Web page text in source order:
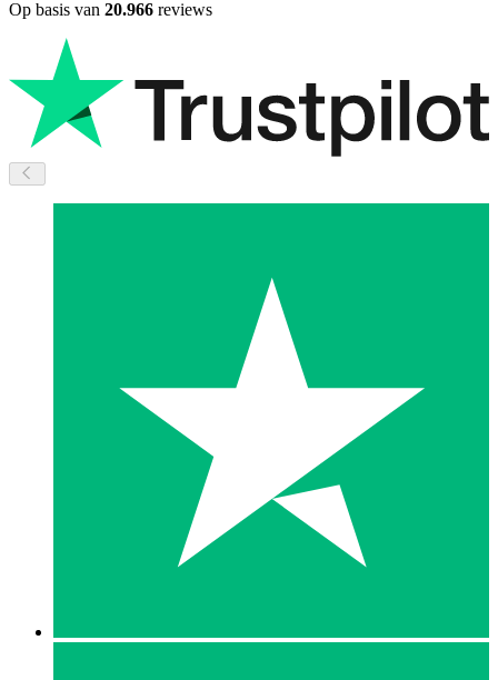
Op basis van 20.966 reviews